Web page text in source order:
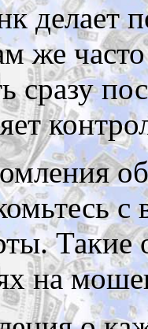
делает
же
сразу
Такие
на